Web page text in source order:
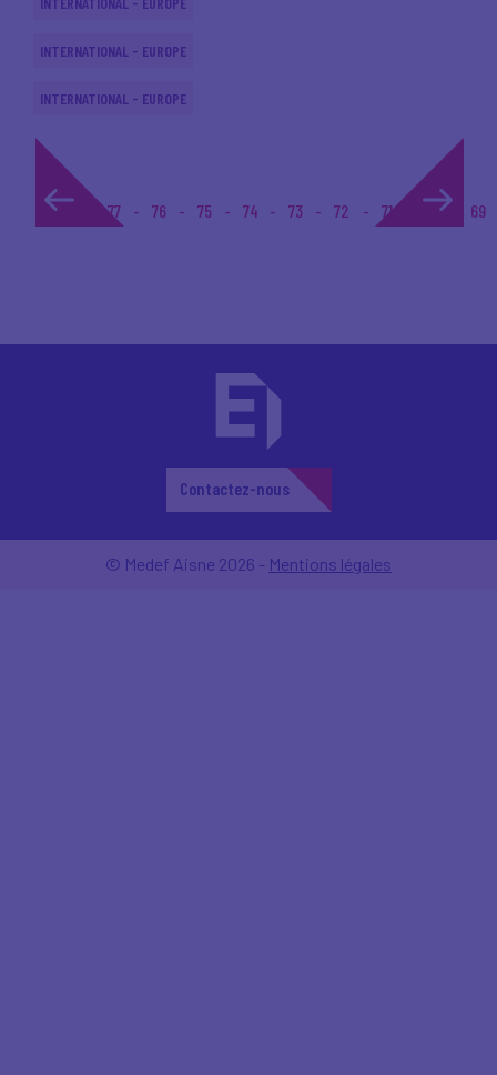
INTERNATIONAL - EUROPE
INTERNATIONAL - EUROPE
1... 77 76 75 74 73 72 71 69
Contactez-nous
© Medef Aisne 2026 - Mentions légales